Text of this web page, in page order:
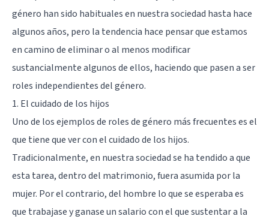
género han sido habituales en nuestra sociedad hasta hace
algunos años, pero la tendencia hace pensar que estamos
en camino de eliminar o al menos modificar
sustancialmente algunos de ellos, haciendo que pasen a ser
roles independientes del género.
1. El cuidado de los hijos
Uno de los ejemplos de roles de género más frecuentes es el
que tiene que ver con el cuidado de los hijos.
Tradicionalmente, en nuestra sociedad se ha tendido a que
esta tarea, dentro del matrimonio, fuera asumida por la
mujer. Por el contrario, del hombre lo que se esperaba es
que trabajase y ganase un salario con el que sustentar a la